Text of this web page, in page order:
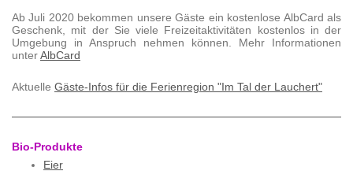
Ab Juli 2020 bekommen unsere Gäste ein kostenlose AlbCard als
Geschenk, mit der Sie viele Freizeitaktivitäten kostenlos in der
Umgebung in Anspruch nehmen können. Mehr Informationen
unterAlbCard
Aktuelle Gäste-Infos für die Ferienregion "Im Tal der Lauchert"
Bio-Produkte
Eier